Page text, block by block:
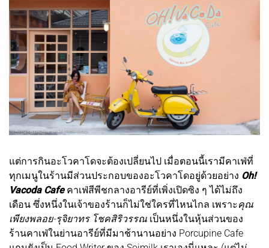
แต่การกินอะโวคาโดจะต้องเปลี่ยนไป เมื่อตอนนี้เรามีคาเฟ่ที่
ทุกเมนูในร้านมีส่วนประกอบของอะโวคาโดอยู่ด้วยอย่าง Oh!
Vacoda Cafeคาเฟ่สีพีชกลางอารีย์ที่เพิ่งเปิดซิง ๆ ได้ไม่ถึง
เดือน ซึ่งหนึ่งในเจ้าของร้านก็ไม่ใช่ใครที่ไหนไกล เพราะ คุณ
เพียงพลอย-รุจิยาทร โชคสิริวรรณ เป็นหนึ่งในหุ้นส่วนของ
ร้านคาเฟ่ในย่านอารีย์ที่มีมาช้านานอย่าง Porcupine Cafe